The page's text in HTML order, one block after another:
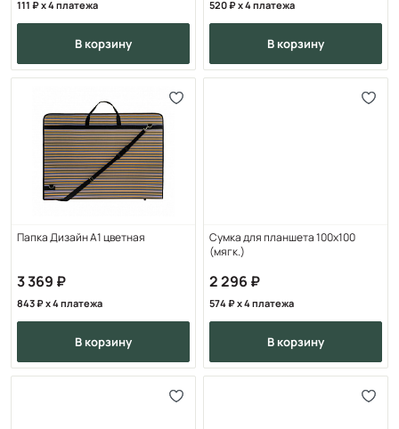
111 x 4 платежа
в корзину
520 x 4 платежа
в корзину
Папка Дизайн А1 цветная
3 369
843 x 4 платежа
в корзину
Сумка для планшета 100х100
(мягк.)
2 296
574 x 4 платежа
в корзину